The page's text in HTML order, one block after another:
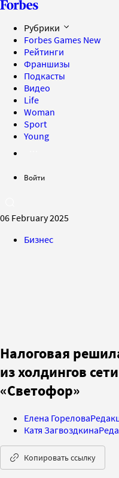
Рубрики
Forbes Games New
Рейтинги
Франшизы
Подкасты
Видео
Life
Woman
Sport
Young
Войти
06 February 2025
Бизнес
Налоговая
из холдингов
«Светофор»
Елена Горелова
Катя Загвоздкина
Копировать ссылку